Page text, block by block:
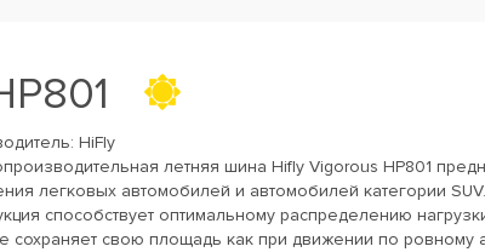
HiFly
летняя шина Hifly Vigorous HP801
легковых автомобилей и автомобилей категории
способствует оптимальному распределению
сохраняет свою площадь как при движении по ровному